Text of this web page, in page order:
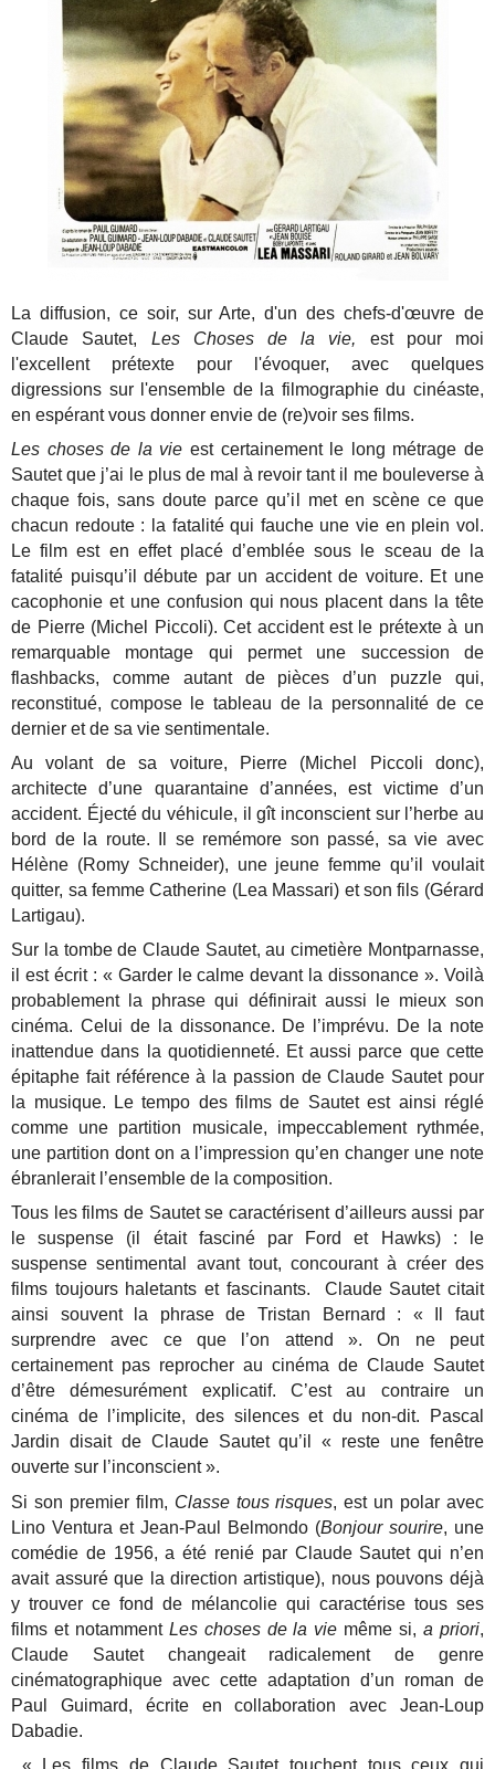
La diffusion, ce soir, sur Arte, d'un des chefs-d'œuvre de
Claude Sautet, Les Choses de la vie, est pour moi
l'excellent prétexte pour l'évoquer, avec quelques
digressions sur l'ensemble de la filmographie du cinéaste,
en espérant vous donner envie de (re)voir ses films.
Les choses de la vie est certainement le long métrage de
Sautet que j’ai le plus de mal à revoir tant il me bouleverse à
chaque fois, sans doute parce qu’il met en scène ce que
chacun redoute : la fatalité qui fauche une vie en plein vol.
Le film est en effet placé d’emblée sous le sceau de la
fatalité puisqu’il débute par un accident de voiture. Et une
cacophonie et une confusion qui nous placent dans la tête
de Pierre (Michel Piccoli). Cet accident est le prétexte à un
remarquable montage qui permet une succession de
flashbacks, comme autant de pièces d’un puzzle qui,
reconstitué, compose le tableau de la personnalité de ce
dernier et de sa vie sentimentale.
Au volant de sa voiture, Pierre (Michel Piccoli donc),
architecte d’une quarantaine d’années, est victime d’un
accident. Éjecté du véhicule, il gît inconscient sur l’herbe au
bord de la route. Il se remémore son passé, sa vie avec
Hélène (Romy Schneider), une jeune femme qu’il voulait
quitter, sa femme Catherine (Lea Massari) et son fils (Gérard
Lartigau).
Sur la tombe de Claude Sautet, au cimetière Montparnasse,
il est écrit : « Garder le calme devant la dissonance ». Voilà
probablement la phrase qui définirait aussi le mieux son
cinéma. Celui de la dissonance. De l’imprévu. De la note
inattendue dans la quotidienneté. Et aussi parce que cette
épitaphe fait référence à la passion de Claude Sautet pour
la musique. Le tempo des films de Sautet est ainsi réglé
comme une partition musicale, impeccablement rythmée,
une partition dont on a l’impression qu’en changer une note
ébranlerait l’ensemble de la composition.
Tous les films de Sautet se caractérisent d’ailleurs aussi par
le suspense (il était fasciné par Ford et Hawks) : le
suspense sentimental avant tout, concourant à créer des
films toujours haletants et fascinants. Claude Sautet citait
ainsi souvent la phrase de Tristan Bernard : « Il faut
surprendre avec ce que l’on attend ». On ne peut
certainement pas reprocher au cinéma de Claude Sautet
d’être démesurément explicatif. C’est au contraire un
cinéma de l’implicite, des silences et du non-dit. Pascal
Jardin disait de Claude Sautet qu’il « reste une fenêtre
ouverte sur l’inconscient ».
Si son premier film, Classe tous risques, est un polar avec
Lino Ventura et Jean-Paul Belmondo (Bonjour sourire, une
comédie de 1956, a été renié par Claude Sautet qui n’en
avait assuré que la direction artistique), nous pouvons déjà
y trouver ce fond de mélancolie qui caractérise tous ses
films et notamment Les choses de la vie même si,a priori,
Claude Sautet changeait radicalement de genre
cinématographique avec cette adaptation d’un roman de
Paul Guimard, écrite en collaboration avec Jean-Loup
Dabadie.
« Les films de Claude Sautet touchent tous ceux qui